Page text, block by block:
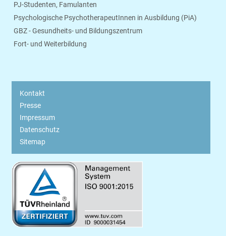
PJ-Studenten, Famulanten
Psychologische PsychotherapeutInnen in Ausbildung (PiA)
GBZ - Gesundheits- und Bildungszentrum
Fort- und Weiterbildung
Kontakt
Presse
Impressum
Datenschutz
Sitemap